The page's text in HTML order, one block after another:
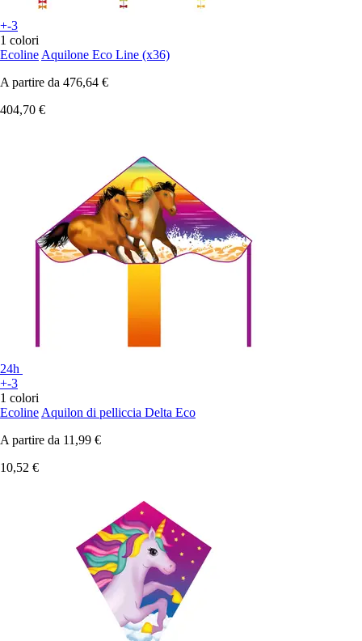
+-3
1 colori
Ecoline Aquilone Eco Line (x36)
A partire da 476,64 €
404,70 €
24h
+-3
1 colori
Ecoline Aquilon di pelliccia Delta Eco
A partire da 11,99 €
10,52 €